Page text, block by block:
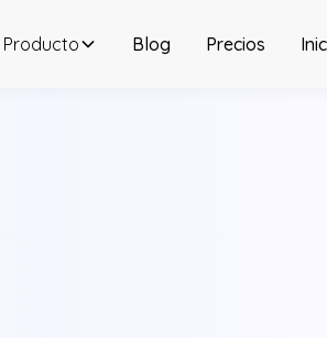
Producto Blog Precios